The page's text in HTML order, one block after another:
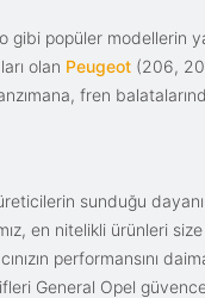
popüler modellerin
olan Peugeot (206,
fren
sunduğu
en nitelikli ürünleri
performansını
General Opel